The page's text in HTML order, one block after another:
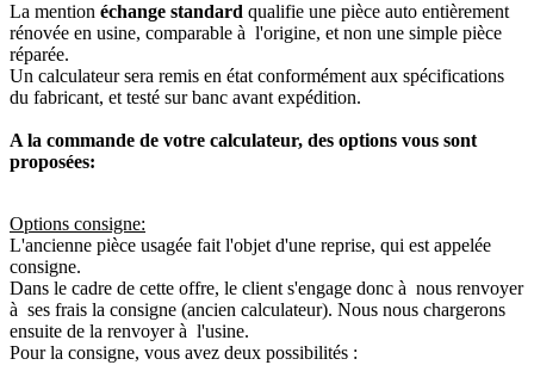
La mention échange standard qualifie une pièce auto entièrement
rénovée en usine, comparable à l'origine, et non une simple pièce
réparée.
Un calculateur sera remis en état conformément aux spécifications
du fabricant, et testé sur banc avant expédition.
A la commande de votre calculateur, des options vous sont
proposées:
Options consigne:
L'ancienne pièce usagée fait l'objet d'une reprise, qui est appelée
consigne.
Dans le cadre de cette offre, le client s'engage donc à nous renvoyer
à ses frais la consigne (ancien calculateur). Nous nous chargerons
ensuite de la renvoyer à l'usine.
Pour la consigne, vous avez deux possibilités :